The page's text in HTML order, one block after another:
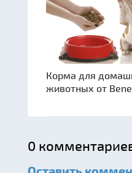
Корма для
животных от
0